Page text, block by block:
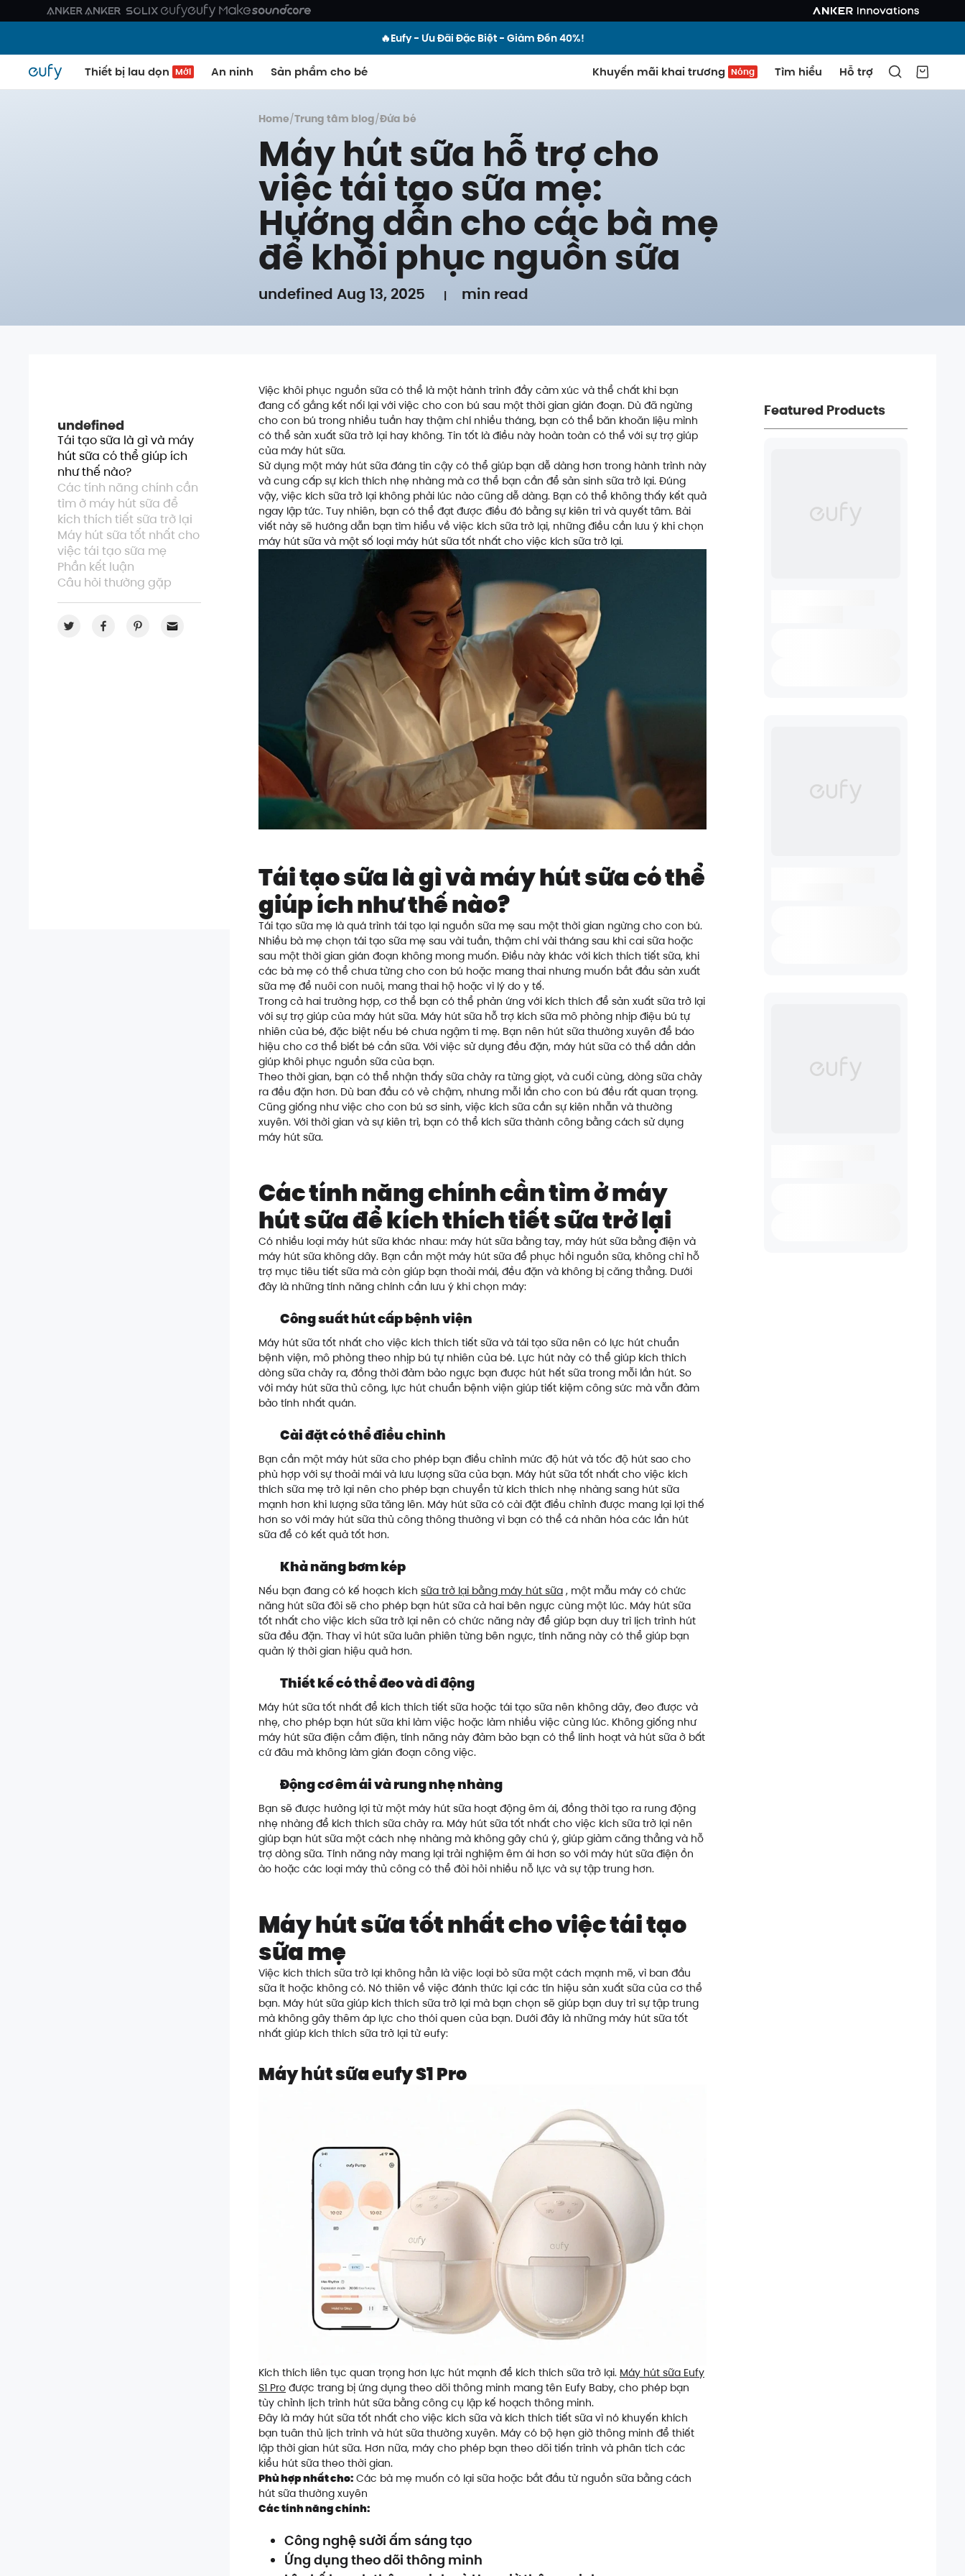
🔥Eufy - Ưu Đãi Đặc Biệt - Giảm Đến 40%!
Thiết bị lau dọn Mới An ninh Sản phẩm cho bé Khuyến mãi khai trương Nóng Tìm hiểu Hỗ trợ
Home/Trung tâm blog/Đứa bé
Máy hút sữa hỗ trợ cho
việc tái tạo sữa mẹ:
Hướng dẫn cho các bà mẹ
để khôi phục nguồn sữa
undefined Aug 13, 2025 | min read
Việc khôi phục nguồn sữa có thể là một hành trình đầy cảm xúc và thể chất khi bạn
đang cố gắng kết nối lại với việc cho con bú sau một thời gian gián đoạn. Dù đã ngừng
cho con bú trong nhiều tuần hay thậm chí nhiều tháng, bạn có thể băn khoăn liệu mình
có thể sản xuất sữa trở lại hay không. Tin tốt là điều này hoàn toàn có thể với sự trợ giúp
của máy hút sữa.
Sử dụng một máy hút sữa đáng tin cậy có thể giúp bạn dễ dàng hơn trong hành trình này
và cung cấp sự kích thích nhẹ nhàng mà cơ thể bạn cần để sản sinh sữa trở lại. Đúng
vậy, việc kích sữa trở lại không phải lúc nào cũng dễ dàng. Bạn có thể không thấy kết quả
ngay lập tức. Tuy nhiên, bạn có thể đạt được điều đó bằng sự kiên trì và quyết tâm. Bài
viết này sẽ hướng dẫn bạn tìm hiểu về việc kích sữa trở lại, những điều cần lưu ý khi chọn
máy hút sữa và một số loại máy hút sữa tốt nhất cho việc kích sữa trở lại.
Tái tạo sữa là gì và máy hút sữa có thể
giúp ích như thế nào?
Tái tạo sữa mẹ là quá trình tái tạo lại nguồn sữa mẹ sau một thời gian ngừng cho con bú.
Nhiều bà mẹ chọn tái tạo sữa mẹ sau vài tuần, thậm chí vài tháng sau khi cai sữa hoặc
sau một thời gian gián đoạn không mong muốn. Điều này khác với kích thích tiết sữa, khi
các bà mẹ có thể chưa từng cho con bú hoặc mang thai nhưng muốn bắt đầu sản xuất
sữa mẹ để nuôi con nuôi, mang thai hộ hoặc vì lý do y tế.
Trong cả hai trường hợp, cơ thể bạn có thể phản ứng với kích thích để sản xuất sữa trở lại
với sự trợ giúp của máy hút sữa. Máy hút sữa hỗ trợ kích sữa mô phỏng nhịp điệu bú tự
nhiên của bé, đặc biệt nếu bé chưa ngậm ti mẹ. Bạn nên hút sữa thường xuyên để báo
hiệu cho cơ thể biết bé cần sữa. Với việc sử dụng đều đặn, máy hút sữa có thể dần dần
giúp khôi phục nguồn sữa của bạn.
Theo thời gian, bạn có thể nhận thấy sữa chảy ra từng giọt, và cuối cùng, dòng sữa chảy
ra đều đặn hơn. Dù ban đầu có vẻ chậm, nhưng mỗi lần cho con bú đều rất quan trọng.
Cũng giống như việc cho con bú sơ sinh, việc kích sữa cần sự kiên nhẫn và thường
xuyên. Với thời gian và sự kiên trì, bạn có thể kích sữa thành công bằng cách sử dụng
máy hút sữa.
Các tính năng chính cần tìm ở máy
hút sữa để kích thích tiết sữa trở lại
Có nhiều loại máy hút sữa khác nhau: máy hút sữa bằng tay, máy hút sữa bằng điện và
máy hút sữa không dây. Bạn cần một máy hút sữa để phục hồi nguồn sữa, không chỉ hỗ
trợ mục tiêu tiết sữa mà còn giúp bạn thoải mái, đều đặn và không bị căng thẳng. Dưới
đây là những tính năng chính cần lưu ý khi chọn máy:
Công suất hút cấp bệnh viện
Máy hút sữa tốt nhất cho việc kích thích tiết sữa và tái tạo sữa nên có lực hút chuẩn
bệnh viện, mô phỏng theo nhịp bú tự nhiên của bé. Lực hút này có thể giúp kích thích
dòng sữa chảy ra, đồng thời đảm bảo ngực bạn được hút hết sữa trong mỗi lần hút. So
với máy hút sữa thủ công, lực hút chuẩn bệnh viện giúp tiết kiệm công sức mà vẫn đảm
bảo tính nhất quán.
Cài đặt có thể điều chỉnh
Bạn cần một máy hút sữa cho phép bạn điều chỉnh mức độ hút và tốc độ hút sao cho
phù hợp với sự thoải mái và lưu lượng sữa của bạn. Máy hút sữa tốt nhất cho việc kích
thích sữa mẹ trở lại nên cho phép bạn chuyển từ kích thích nhẹ nhàng sang hút sữa
mạnh hơn khi lượng sữa tăng lên. Máy hút sữa có cài đặt điều chỉnh được mang lại lợi thế
hơn so với máy hút sữa thủ công thông thường vì bạn có thể cá nhân hóa các lần hút
sữa để có kết quả tốt hơn.
Khả năng bơm kép
Nếu bạn đang có kế hoạch kích sữa trở lại bằng máy hút sữa , một mẫu máy có chức
năng hút sữa đôi sẽ cho phép bạn hút sữa cả hai bên ngực cùng một lúc. Máy hút sữa
tốt nhất cho việc kích sữa trở lại nên có chức năng này để giúp bạn duy trì lịch trình hút
sữa đều đặn. Thay vì hút sữa luân phiên từng bên ngực, tính năng này có thể giúp bạn
quản lý thời gian hiệu quả hơn.
Thiết kế có thể đeo và di động
Máy hút sữa tốt nhất để kích thích tiết sữa hoặc tái tạo sữa nên không dây, đeo được và
nhẹ, cho phép bạn hút sữa khi làm việc hoặc làm nhiều việc cùng lúc. Không giống như
máy hút sữa điện cắm điện, tính năng này đảm bảo bạn có thể linh hoạt và hút sữa ở bất
cứ đâu mà không làm gián đoạn công việc.
Động cơ êm ái và rung nhẹ nhàng
Bạn sẽ được hưởng lợi từ một máy hút sữa hoạt động êm ái, đồng thời tạo ra rung động
nhẹ nhàng để kích thích sữa chảy ra. Máy hút sữa tốt nhất cho việc kích sữa trở lại nên
giúp bạn hút sữa một cách nhẹ nhàng mà không gây chú ý, giúp giảm căng thẳng và hỗ
trợ dòng sữa. Tính năng này mang lại trải nghiệm êm ái hơn so với máy hút sữa điện ồn
ào hoặc các loại máy thủ công có thể đòi hỏi nhiều nỗ lực và sự tập trung hơn.
Máy hút sữa tốt nhất cho việc tái tạo
sữa mẹ
Việc kích thích sữa trở lại không hẳn là việc loại bỏ sữa một cách mạnh mẽ, vì ban đầu
sữa ít hoặc không có. Nó thiên về việc đánh thức lại các tín hiệu sản xuất sữa của cơ thể
bạn. Máy hút sữa giúp kích thích sữa trở lại mà bạn chọn sẽ giúp bạn duy trì sự tập trung
mà không gây thêm áp lực cho thói quen của bạn. Dưới đây là những máy hút sữa tốt
nhất giúp kích thích sữa trở lại từ eufy:
Máy hút sữa eufy S1 Pro
Kích thích liên tục quan trọng hơn lực hút mạnh để kích thích sữa trở lại. Máy hút sữa Eufy
S1 Pro được trang bị ứng dụng theo dõi thông minh mang tên Eufy Baby, cho phép bạn
tùy chỉnh lịch trình hút sữa bằng công cụ lập kế hoạch thông minh.
Đây là máy hút sữa tốt nhất cho việc kích sữa và kích thích tiết sữa vì nó khuyến khích
bạn tuân thủ lịch trình và hút sữa thường xuyên. Máy có bộ hẹn giờ thông minh để thiết
lập thời gian hút sữa. Hơn nữa, máy cho phép bạn theo dõi tiến trình và phân tích các
kiểu hút sữa theo thời gian.
Phù hợp nhất cho: Các bà mẹ muốn có lại sữa hoặc bắt đầu từ nguồn sữa bằng cách
hút sữa thường xuyên
Các tính năng chính:
Công nghệ sưởi ấm sáng tạo
Ứng dụng theo dõi thông minh
undefined
Tái tạo sữa là gì và máy
hút sữa có thể giúp ích
như thế nào?
Các tính năng chính cần
tìm ở máy hút sữa để
kích thích tiết sữa trở lại
Máy hút sữa tốt nhất cho
việc tái tạo sữa mẹ
Phần kết luận
Câu hỏi thường gặp
Featured Products